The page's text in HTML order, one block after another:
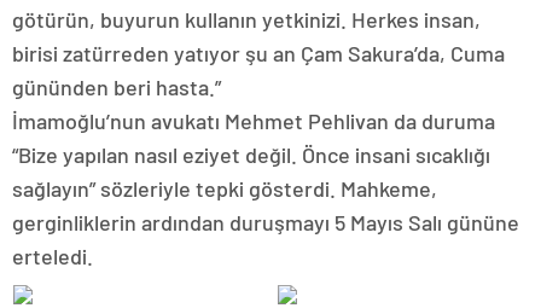
götürün, buyurun kullanın yetkinizi. Herkes insan,
birisi zatürreden yatıyor şu an Çam Sakura’da, Cuma
gününden beri hasta.”
İmamoğlu’nun avukatı Mehmet Pehlivan da duruma
“Bize yapılan nasıl eziyet değil. Önce insani sıcaklığı
sağlayın” sözleriyle tepki gösterdi. Mahkeme,
gerginliklerin ardından duruşmayı 5 Mayıs Salı gününe
erteledi.